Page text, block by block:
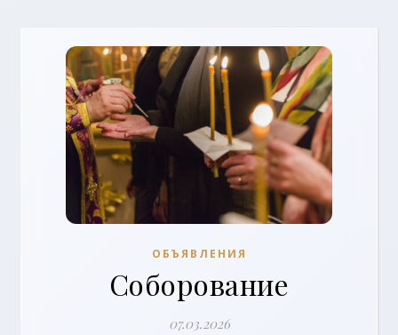
ОБЪЯВЛЕНИЯ
Соборование
07.03.2026